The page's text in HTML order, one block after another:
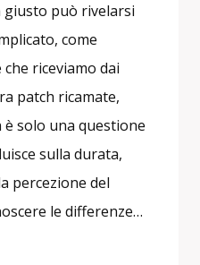
giusto può rivelarsi
come
riceviamo dai
patch ricamate,
solo una questione
sulla durata,
percezione del
le differenze…